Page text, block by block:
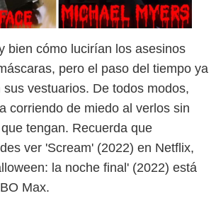
bien cómo lucirían los asesinos
pero el paso del tiempo ya
vestuarios. De todos modos,
corriendo de miedo al verlos sin
tengan. Recuerda que
ver 'Scream' (2022) en Netflix,
la noche final' (2022) está
Max.
@the_ai_dreams